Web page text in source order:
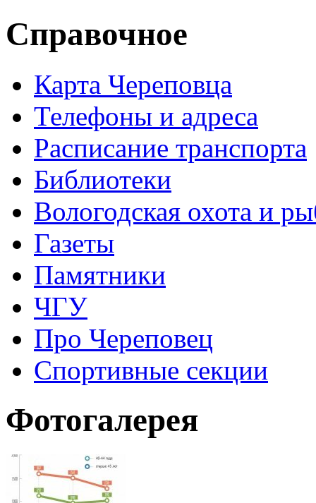
Справочное
Карта Череповца
Телефоны и адреса
Расписание транспорта
Библиотеки
Вологодская охота и
Газеты
Памятники
ЧГУ
Про Череповец
Спортивные секции
Фотогалерея